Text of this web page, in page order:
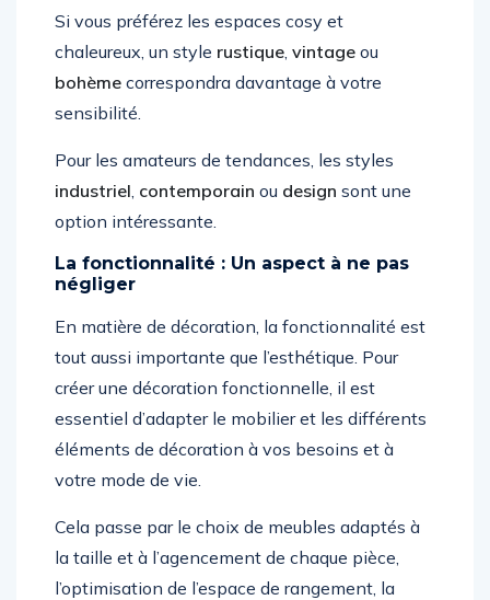
Si vous préférez les espaces cosy et
chaleureux, un style rustique, vintage ou
bohème correspondra davantage à votre
sensibilité.
Pour les amateurs de tendances, les styles
industriel, contemporain ou design sont une
option intéressante.
La fonctionnalité : Un aspect à ne pas
négliger
En matière de décoration, la fonctionnalité est
tout aussi importante que l’esthétique. Pour
créer une décoration fonctionnelle, il est
essentiel d’adapter le mobilier et les différents
éléments de décoration à vos besoins et à
votre mode de vie.
Cela passe par le choix de meubles adaptés à
la taille et à l’agencement de chaque pièce,
l’optimisation de l’espace de rangement, la